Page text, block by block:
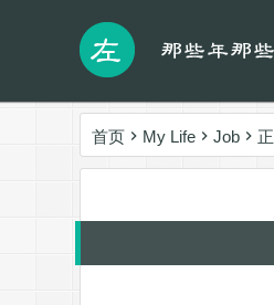
首页 My Life Job